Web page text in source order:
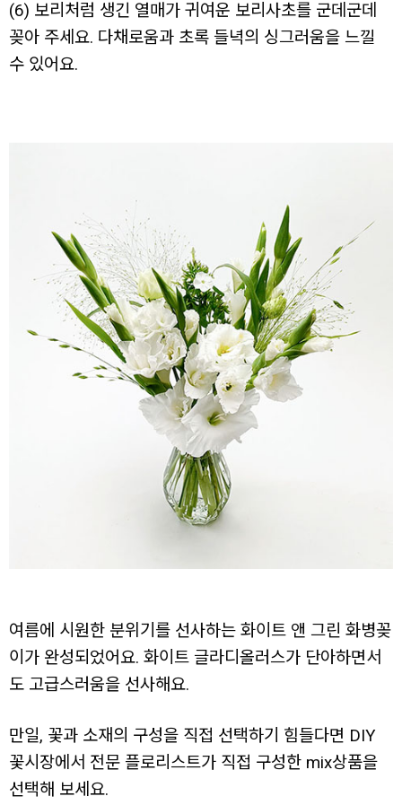
(6) 보리처럼 생긴 열매가 귀여운 보리사초를 군데군데
꽂아 주세요. 다채로움과 초록 들녁의 싱그러움을 느낄
수 있어요.
여름에 시원한 분위기를 선사하는 화이트 앤 그린 화병꽂
이가 완성되었어요. 화이트 글라디올러스가 단아하면서
도 고급스러움을 선사해요.
만일, 꽃과 소재의 구성을 직접 선택하기 힘들다면 DIY
꽃시장에서 전문 플로리스트가 직접 구성한 mix상품을
선택해 보세요.